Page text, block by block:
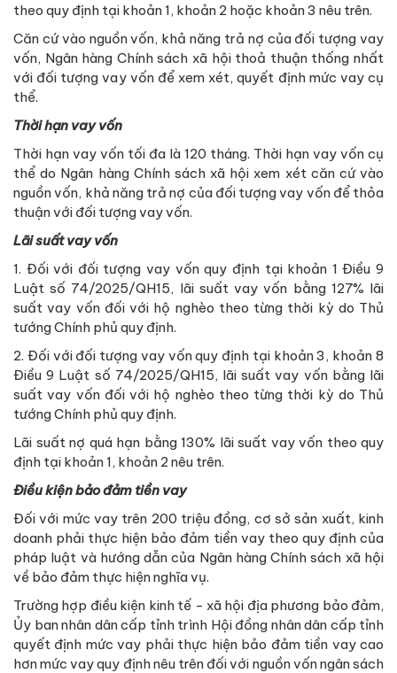
theo quy định tại khoản 1, khoản 2 hoặc khoản 3 nêu trên.
Căn cứ vào nguồn vốn, khả năng trả nợ của đối tượng vay
vốn, Ngân hàng Chính sách xã hội thoả thuận thống nhất
với đối tượng vay vốn để xem xét, quyết định mức vay cụ
thể.
Thời hạn vay vốn
Thời hạn vay vốn tối đa là 120 tháng. Thời hạn vay vốn cụ
thể do Ngân hàng Chính sách xã hội xem xét căn cứ vào
nguồn vốn, khả năng trả nợ của đối tượng vay vốn để thỏa
thuận với đối tượng vay vốn.
Lãi suất vay vốn
1. Đối với đối tượng vay vốn quy định tại khoản 1 Điều 9
Luật số 74/2025/QH15, lãi suất vay vốn bằng 127% lãi
suất vay vốn đối với hộ nghèo theo từng thời kỳ do Thủ
tướng Chính phủ quy định.
2. Đối với đối tượng vay vốn quy định tại khoản 3, khoản 8
Điều 9 Luật số 74/2025/QH15, lãi suất vay vốn bằng lãi
suất vay vốn đối với hộ nghèo theo từng thời kỳ do Thủ
tướng Chính phủ quy định.
Lãi suất nợ quá hạn bằng 130% lãi suất vay vốn theo quy
định tại khoản 1, khoản 2 nêu trên.
Điều kiện bảo đảm tiền vay
Đối với mức vay trên 200 triệu đồng, cơ sở sản xuất, kinh
doanh phải thực hiện bảo đảm tiền vay theo quy định của
pháp luật và hướng dẫn của Ngân hàng Chính sách xã hội
về bảo đảm thực hiện nghĩa vụ.
Trường hợp điều kiện kinh tế - xã hội địa phương bảo đảm,
Ủy ban nhân dân cấp tỉnh trình Hội đồng nhân dân cấp tỉnh
quyết định mức vay phải thực hiện bảo đảm tiền vay cao
hơn mức vay quy định nêu trên đối với nguồn vốn ngân sách